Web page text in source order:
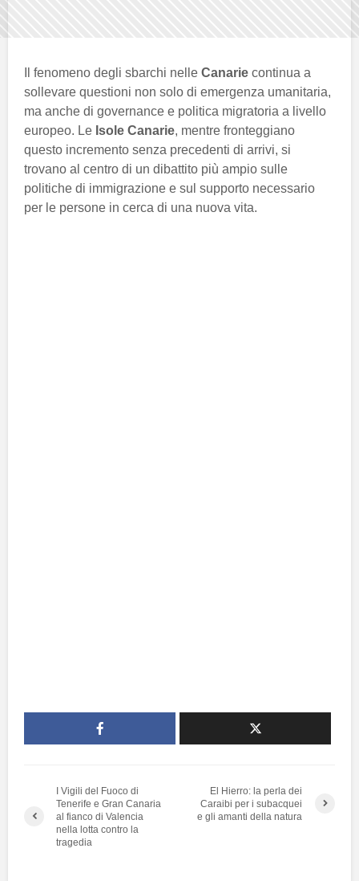
Il fenomeno degli sbarchi nelle Canarie continua a
sollevare questioni non solo di emergenza umanitaria,
ma anche di governance e politica migratoria a livello
europeo. Le Isole Canarie, mentre fronteggiano
questo incremento senza precedenti di arrivi, si
trovano al centro di un dibattito più ampio sulle
politiche di immigrazione e sul supporto necessario
per le persone in cerca di una nuova vita.
I Vigili del Fuoco di
Tenerife e Gran Canaria
al fianco di Valencia
nella lotta contro la
tragedia
El Hierro: la perla dei
Caraibi per i subacquei
e gli amanti della natura